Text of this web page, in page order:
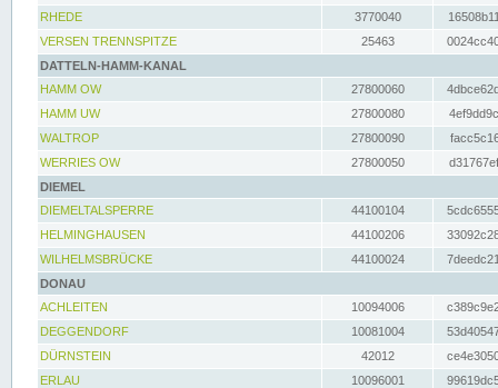
RHEDE
3770040
VERSEN TRENNSPITZE
25463
DATTELN-HAMM-KANAL
HAMM OW
27800060
HAMM UW
27800080
WALTROP
27800090
WERRIES OW
27800050
DIEMEL
DIEMELTALSPERRE
44100104
HELMINGHAUSEN
44100206
WILHELMSBRÜCKE
44100024
DONAU
ACHLEITEN
10094006
DEGGENDORF
10081004
DÜRNSTEIN
42012
ERLAU
10096001